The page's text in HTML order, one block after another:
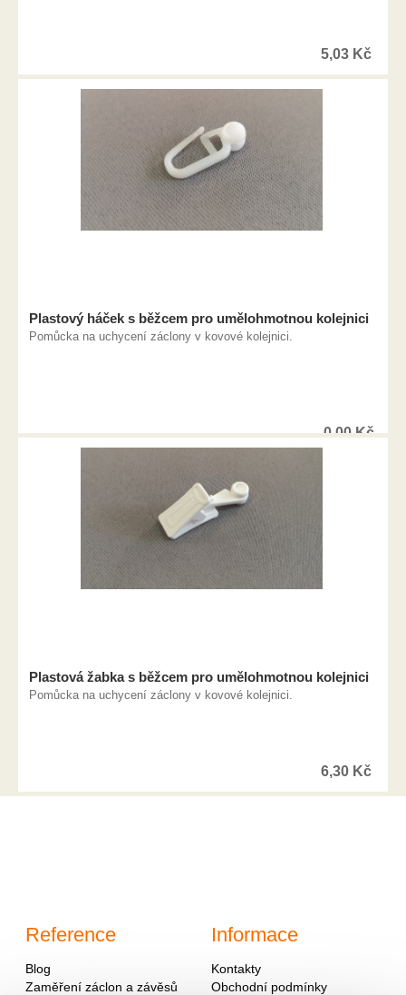
5,03 Kč
Plastový háček s běžcem pro umělohmotnou kolejnici
Pomůcka na uchycení záclony v kovové kolejnici.
0,00Kč
Plastová žabka s běžcem pro umělohmotnou kolejnici
Pomůcka na uchycení záclony v kovové kolejnici.
6,30 Kč
Reference
Blog
Zaměření záclon a závěsů
Informace
Kontakty
Obchodní podmínky